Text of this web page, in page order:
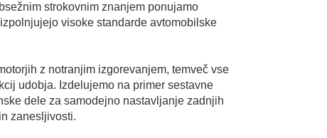
strokovnim znanjem ponujamo
visoke standarde avtomobilske
z notranjim izgorevanjem, temveč vse
udobja. Izdelujemo na primer sestavne
dele za samodejno nastavljanje zadnjih
zanesljivosti.